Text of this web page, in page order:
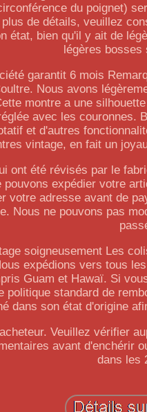
du poignet)
de détails, veuillez
état, bien qu'il y ait de
légères bosses
garantit 6 mois
Nous avons
montre a une
avec les couronnes.
et d'autres
vintage, en fait un
ont été révisés par le
expédier votre
votre adresse avant de
Nous ne pouvons pas
soigneusement Les
expédions vers tous
Guam et Hawaï. Si
standard de
dans son état d'origine
Veuillez vérifier
avant d'enchérir
dans les